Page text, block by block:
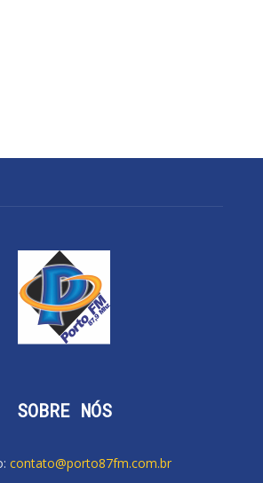
SOBRE NÓS
contato@porto87fm.com.br